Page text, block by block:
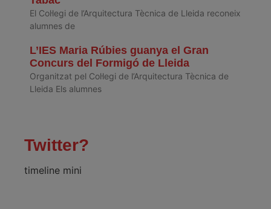
El Col·legi de l’Arquitectura Tècnica de Lleida reconeix
alumnes de
L’IES Maria Rúbies guanya el Gran
Concurs del Formigó de Lleida
Organitzat pel Col·legi de l’Arquitectura Tècnica de
Lleida Els alumnes
Twitter?
timeline mini